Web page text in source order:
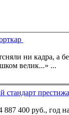
ни кадра, а
велик...» ...
стандарт престижа
400 руб. до 4 887 400